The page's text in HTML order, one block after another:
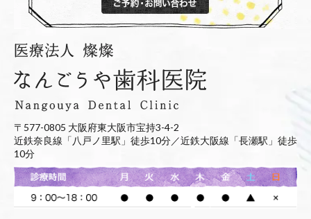
〒577-0805 大阪府東大阪市宝持3-4-2
近鉄奈良線「八戸ノ里駅」徒歩10分／近鉄大阪線「長瀬駅」徒歩
10分